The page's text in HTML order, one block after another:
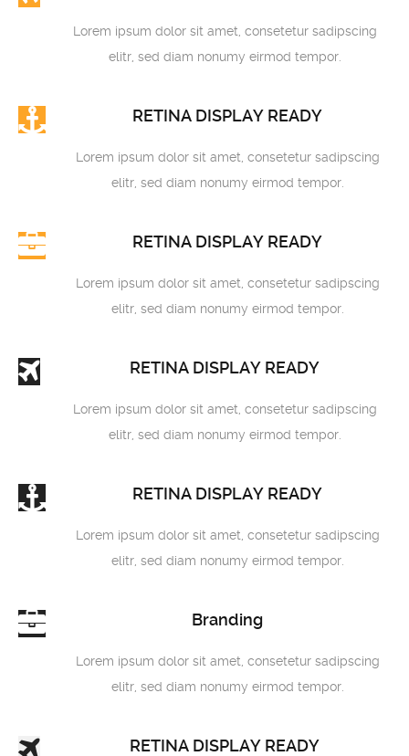
Lorem ipsum dolor sit amet, consetetur sadipscing
elitr, sed diam nonumy eirmod tempor.
RETINA DISPLAY READY
Lorem ipsum dolor sit amet, consetetur sadipscing
elitr, sed diam nonumy eirmod tempor.
RETINA DISPLAY READY
Lorem ipsum dolor sit amet, consetetur sadipscing
elitr, sed diam nonumy eirmod tempor.
RETINA DISPLAY READY
Lorem ipsum dolor sit amet, consetetur sadipscing
elitr, sed diam nonumy eirmod tempor.
RETINA DISPLAY READY
Lorem ipsum dolor sit amet, consetetur sadipscing
elitr, sed diam nonumy eirmod tempor.
Branding
Lorem ipsum dolor sit amet, consetetur sadipscing
elitr, sed diam nonumy eirmod tempor.
RETINA DISPLAY READY